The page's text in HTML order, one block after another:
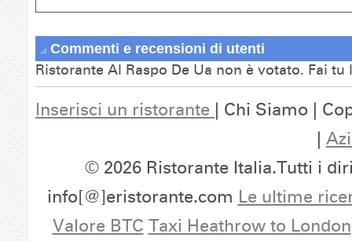
Commenti e recensioni di utenti
Ristorante Al Raspo De Ua non è votato. Fai
Inserisci un ristorante | Chi Siamo |
|
© 2026 Ristorante Italia.Tutti i
info[@]eristorante.com Le ultime
Valore BTC Taxi Heathrow to London